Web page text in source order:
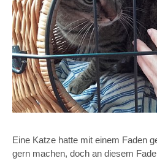
Eine Katze hatte mit einem Faden
gern machen, doch an diesem